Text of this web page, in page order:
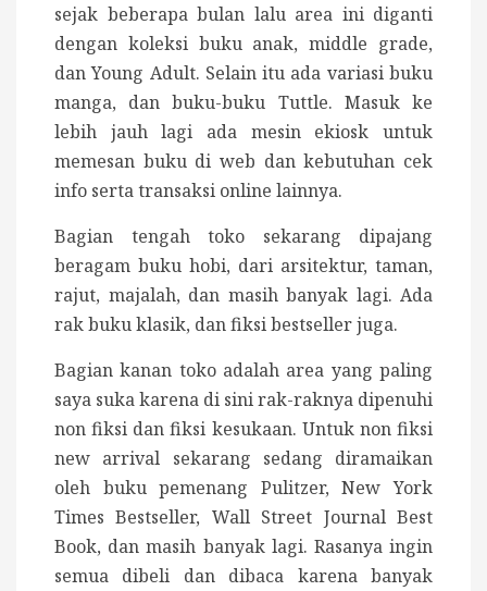
sejak beberapa bulan lalu area ini diganti
dengan koleksi buku anak, middle grade,
dan Young Adult. Selain itu ada variasi buku
manga, dan buku-buku Tuttle. Masuk ke
lebih jauh lagi ada mesin ekiosk untuk
memesan buku di web dan kebutuhan cek
info serta transaksi online lainnya.
Bagian tengah toko sekarang dipajang
beragam buku hobi, dari arsitektur, taman,
rajut, majalah, dan masih banyak lagi. Ada
rak buku klasik, dan fiksi bestseller juga.
Bagian kanan toko adalah area yang paling
saya suka karena di sini rak-raknya dipenuhi
non fiksi dan fiksi kesukaan. Untuk non fiksi
new arrival sekarang sedang diramaikan
oleh buku pemenang Pulitzer, New York
Times Bestseller, Wall Street Journal Best
Book, dan masih banyak lagi. Rasanya ingin
semua dibeli dan dibaca karena banyak